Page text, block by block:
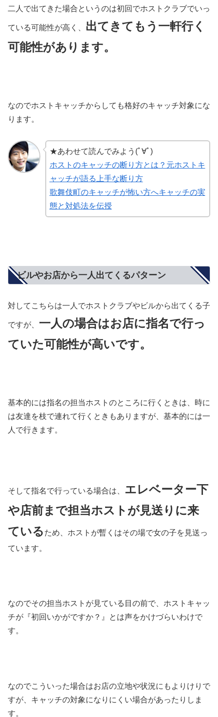
二人で出てきた場合というのは初回でホストクラブでいっ
ている可能性が高く、 出てきてもう一軒行く
可能性があります。
なのでホストキャッチからしても格好のキャッチ対象にな
ります。
★あわせて読んでみよう(ﾟ∀ﾟ)
ホストのキャッチの断り方とは？元ホストキ
ャッチが語る上手な断り方
歌舞伎町のキャッチが怖い方へキャッチの実
態と対処法を伝授
ビルやお店から一人出てくるパターン
対してこちらは一人でホストクラブやビルから出てくる子
ですが、 一人の場合はお店に指名で行っ
ていた可能性が高いです。
基本的には指名の担当ホストのところに行くときは、時に
は友達を枝で連れて行くときもありますが、基本的には一
人で行きます。
そして指名で行っている場合は、 エレベーター下
や店前まで担当ホストが見送りに来
ている ため、ホストが暫くはその場で女の子を見送っ
ています。
なのでその担当ホストが見ている目の前で、ホストキャッ
チが『初回いかがですか？』とは声をかけづらいわけで
す。
なのでこういった場合はお店の立地や状況にもよりけりで
すが、キャッチの対象になりにくい場合があったりしま
す。